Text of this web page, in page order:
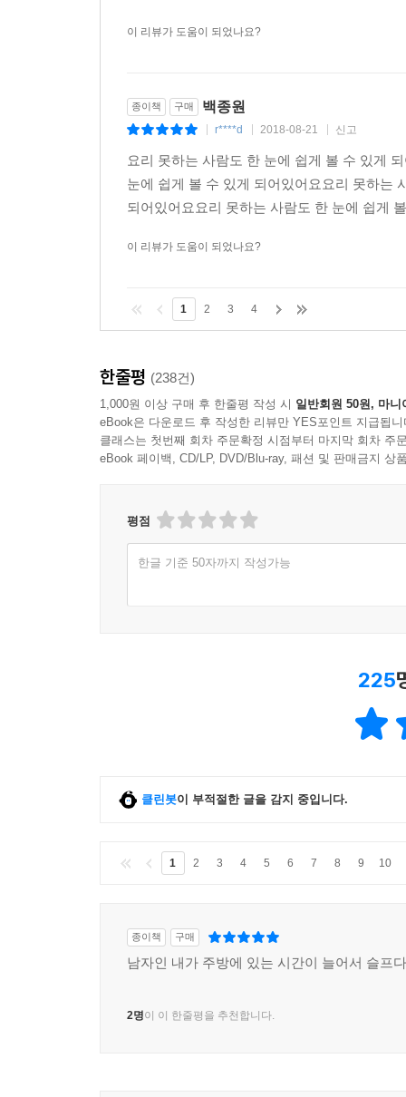
이 리뷰가 도움이 되었나요?
종이책 구매 백종원
r****d 2018-08-21 신고
요리 못하는 사람도 한 눈에 쉽게 볼 수 있게
눈에 쉽게 볼 수 있게 되어있어요요리 못하는
되어있어요요리 못하는 사람도 한 눈에 쉽게
이 리뷰가 도움이 되었나요?
1 2 3 4
한줄평 (238건)
1,000원 이상 구매 후 한줄평 작성 시 일반회원 50원, 마니
eBook은 다운로드 후 작성한 리뷰만 YES포인트 지급됩니
클래스는 첫번째 회차 주문확정 시점부터 마지막 회차 주
eBook 페이백, CD/LP, DVD/Blu-ray, 패션 및 판매금지 상
평점
한글 기준 50자까지 작성가능
225
클린봇이 부적절한 글을 감지 중입니다.
1 2 3 4 5 6 7 8 9 10
종이책 구매
남자인 내가 주방에 있는 시간이 늘어서 슬프
2명이 이 한줄평을 추천합니다.